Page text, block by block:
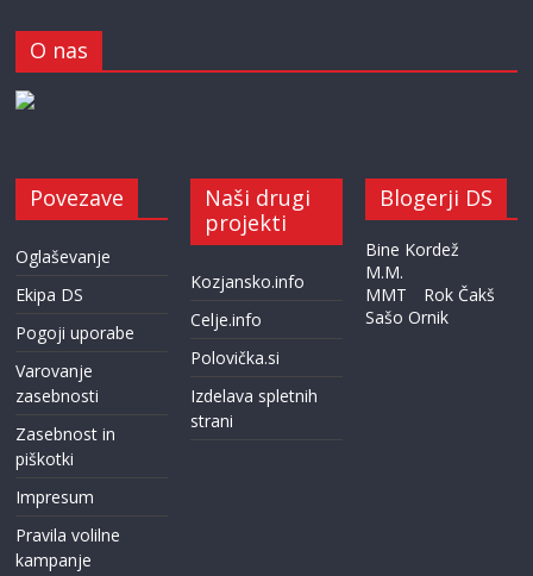
O nas
Povezave
Oglaševanje
Ekipa DS
Pogoji uporabe
Varovanje
zasebnosti
Zasebnost in
piškotki
Impresum
Pravila volilne
kampanje
Naši drugi
projekti
Kozjansko.info
Celje.info
Polovička.si
Izdelava spletnih
strani
Blogerji DS
Bine Kordež
M.M.
MMT
Rok Čakš
Sašo Ornik